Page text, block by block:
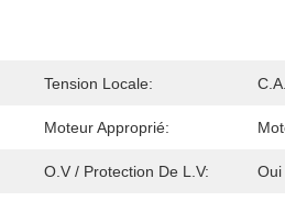
Tension Locale:
Moteur Approprié:
O.V / Protection De L.V: Oui